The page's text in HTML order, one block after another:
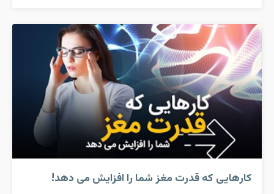
کارهایی که قدرت مغز شما را افزایش می دهد!